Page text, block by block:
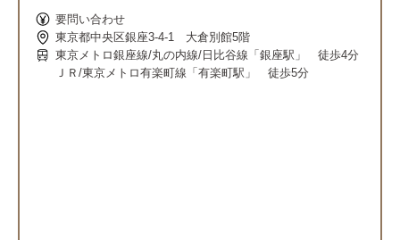
要問い合わせ
東京都中央区銀座3-4-1 大倉別館5階
東京メトロ銀座線/丸の内線/日比谷線「銀座駅」 徒歩4分
ＪＲ/東京メトロ有楽町線「有楽町駅」 徒歩5分